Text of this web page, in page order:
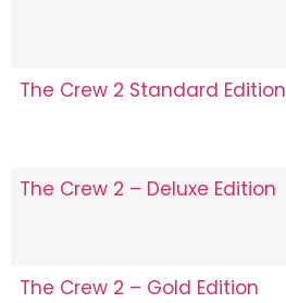
The Crew 2 Standard Edition
The Crew 2 – Deluxe Edition
The Crew 2 – Gold Edition